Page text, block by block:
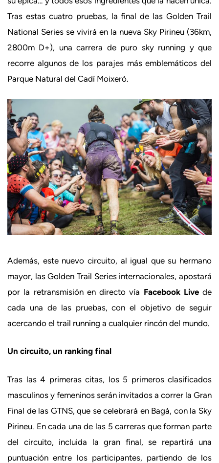
Tras estas cuatro pruebas, la final de las Golden Trail
National Series se vivirá en la nueva Sky Pirineu (36km,
2800m D+), una carrera de puro sky running y que
recorre algunos de los parajes más emblemáticos del
Parque Natural del Cadí Moixeró.
Además, este nuevo circuito, al igual que su hermano
mayor, las Golden Trail Series internacionales, apostará
por la retransmisión en directo vía Facebook Livede
cada una de las pruebas, con el objetivo de seguir
acercando el trail running a cualquier rincón del mundo.
Un circuito, un ranking final
Tras las 4 primeras citas, los 5 primeros clasificados
masculinos y femeninos serán invitados a correr la Gran
Final de las GTNS, que se celebrará en Bagà, con la Sky
Pirineu. En cada una de las 5 carreras que forman parte
del circuito, incluida la gran final, se repartirá una
puntuación entre los participantes, partiendo de los